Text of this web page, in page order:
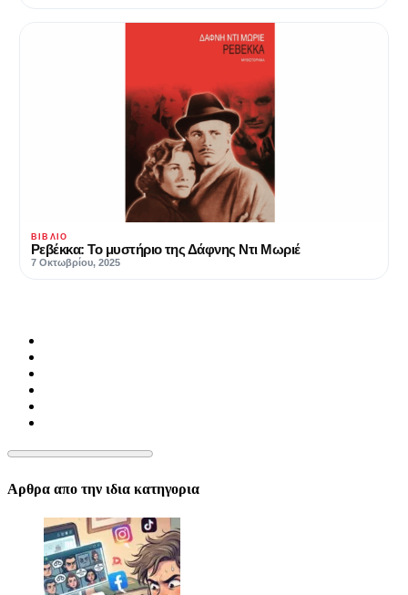
ΒΙΒΛΊΟ
Ρεβέκκα: Το μυστήριο της Δάφνης Ντι Μωριέ
7 Οκτωβρίου, 2025
Αρθρα απο την ιδια κατηγορια